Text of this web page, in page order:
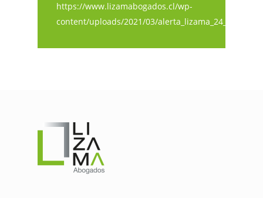
https://www.lizamabogados.cl/wp-
content/uploads/2021/03/